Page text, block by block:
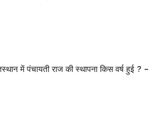
में पंचायती राज की स्थापना किस वर्ष हुई ? –